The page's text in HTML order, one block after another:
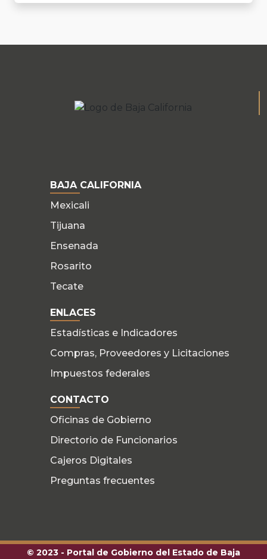
BAJA CALIFORNIA
Mexicali
Tijuana
Ensenada
Rosarito
Tecate
ENLACES
Estadísticas e Indicadores
Compras, Proveedores y Licitaciones
Impuestos federales
CONTACTO
Oficinas de Gobierno
Directorio de Funcionarios
Cajeros Digitales
Preguntas frecuentes
© 2023 - Portal de Gobierno del Estado de Baja